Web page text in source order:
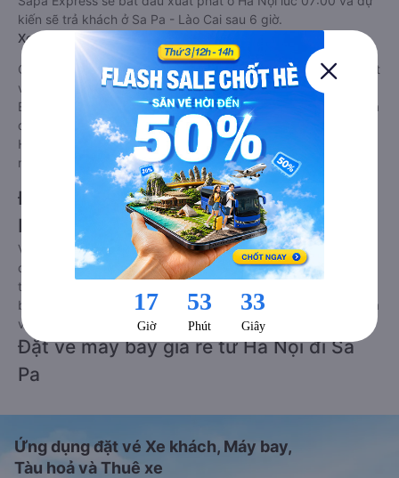
kiến sẽ trả khách ở Sa Pa - Lào Cai sau 6 giờ.
Xe Sapa Express đi Sa Pa - Lào Cai trễ nhất ?
Chuyến xe Sapa Express trễ nhất đi Sa Pa - Lào Cai xuất phát
vào lúc 22:00 là của hãng xe Sapa Express. Nhà xe Sapa
Express sẽ bắt đầu xuất phát ở Hà Nội lúc 22:00 tại Hà Nội và
dự kiến sẽ trả khách ở Sa Pa - Lào Cai sau 6 giờ.
Hiện tại Vexere.com đang áp dụng chương trình giảm giá với
nhà xe Sapa Express với giá vé chỉ từ 361112 đ
Đặt vé xe Sapa Express Tết 2027 từ Hà
Nội đi Sa Pa
Vé xe Sapa Express tết 2027 từ Hà Nội đi Sa Pa vẫn chưa
được công bố. Vexere.com sẽ sớm thông báo cho các bạn
thông tin vé xe Tết 2027 bao gồm giá vé, lịch trình, ngày giờ
bán vé của các hãng xe khách đi tuyến đường Hà Nội - Sa Pa
và Sa Pa - Hà Nội ngay khi có thông tin từ các hãng xe.
Đặt vé máy bay giá rẻ từ Hà Nội đi Sa
Pa
Ứng dụng đặt vé Xe khách, Máy bay,
Tàu hoả và Thuê xe